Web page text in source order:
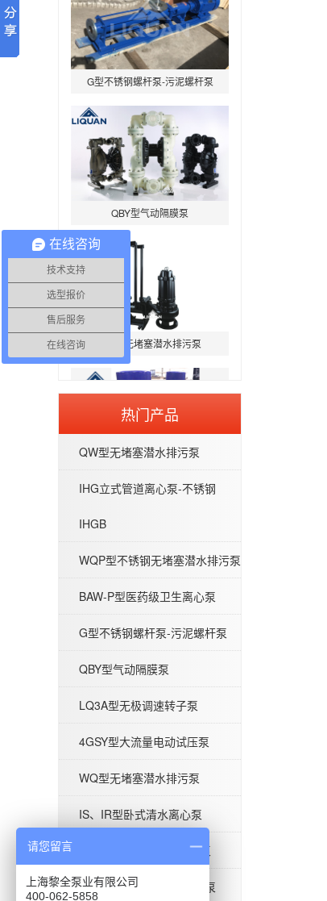
G型不锈钢螺杆泵-污泥螺杆泵
QBY型气动隔膜泵
QW型无堵塞潜水排污泵
IHG立式管道离心泵-不锈钢IHGB
WQP型不锈钢无堵塞潜水排污泵
BAW-P型医药级卫生离心泵
G型不锈钢螺杆泵-污泥螺杆泵
热门产品
QW型无堵塞潜水排污泵
IHG立式管道离心泵-不锈钢
IHGB
WQP型不锈钢无堵塞潜水排污泵
BAW-P型医药级卫生离心泵
G型不锈钢螺杆泵-污泥螺杆泵
QBY型气动隔膜泵
LQ3A型无极调速转子泵
4GSY型大流量电动试压泵
WQ型无堵塞潜水排污泵
IS、IR型卧式清水离心泵
ISG型单级立式管道离心泵
BAW-S型食品级卫生离心泵
在线咨询
技术支持
选型报价
售后服务
在线咨询
请您留言
上海黎全泵业有限公司
400-062-5858